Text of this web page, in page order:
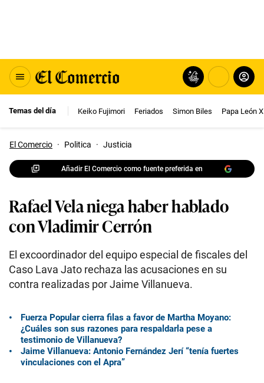
Temas del día Keiko Fujimori Feriados Simon Biles Papa León
El Comercio · Politica · Justicia
Añadir El Comercio como fuente preferida en
Rafael Vela niega haber hablado
con Vladimir Cerrón
El excoordinador del equipo especial de fiscales del
Caso Lava Jato rechaza las acusaciones en su
contra realizadas por Jaime Villanueva.
Fuerza Popular cierra filas a favor de Martha Moyano:
¿Cuáles son sus razones para respaldarla pese a
testimonio de Villanueva?
Jaime Villanueva: Antonio Fernández Jerí “tenía fuertes
vinculaciones con el Apra”